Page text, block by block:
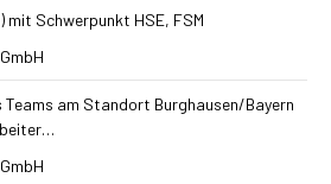
Schwerpunkt HSE, FSM
Teams am Standort Burghausen/Bayern